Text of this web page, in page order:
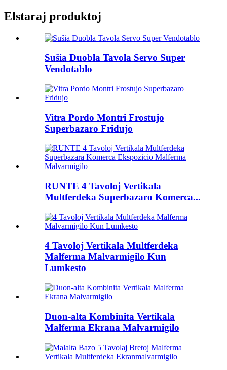
Elstaraj produktoj
Suŝia Duobla Tavola Servo Super
Vendotablo
Vitra Pordo Montri Frostujo
Superbazaro Fridujo
RUNTE 4 Tavoloj Vertikala
Multferdeka Superbazaro Komerca...
4 Tavoloj Vertikala Multferdeka
Malferma Malvarmigilo Kun
Lumkesto
Duon-alta Kombinita Vertikala
Malferma Ekrana Malvarmigilo